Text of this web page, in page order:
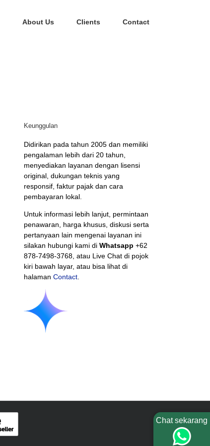
About Us Clients Contact
Keunggulan
Didirikan pada tahun 2005 dan memiliki
pengalaman lebih dari 20 tahun,
menyediakan layanan dengan lisensi
original, dukungan teknis yang
responsif, faktur pajak dan cara
pembayaran lokal.
Untuk informasi lebih lanjut, permintaan
penawaran, harga khusus, diskusi serta
pertanyaan lain mengenai layanan ini
silakan hubungi kami di Whatsapp +62
878-7498-3768, atau Live Chat di pojok
kiri bawah layar, atau bisa lihat di
halaman Contact
Chat sekarang